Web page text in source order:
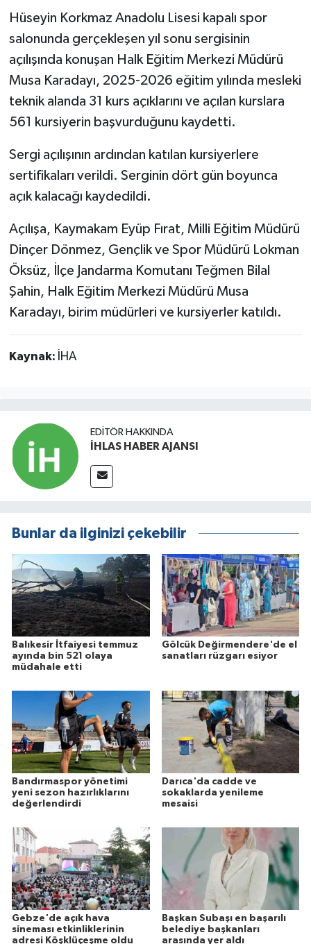
Hüseyin Korkmaz Anadolu Lisesi kapalı spor
salonunda gerçekleşen yıl sonu sergisinin
açılışında konuşan Halk Eğitim Merkezi Müdürü
Musa Karadayı, 2025-2026 eğitim yılında mesleki
teknik alanda 31 kurs açıklarını ve açılan kurslara
561 kursiyerin başvurduğunu kaydetti.
Sergi açılışının ardından katılan kursiyerlere
sertifikaları verildi. Serginin dört gün boyunca
açık kalacağı kaydedildi.
Açılışa, Kaymakam Eyüp Fırat, Milli Eğitim Müdürü
Dinçer Dönmez, Gençlik ve Spor Müdürü Lokman
Öksüz, İlçe Jandarma Komutanı Teğmen Bilal
Şahin, Halk Eğitim Merkezi Müdürü Musa
Karadayı, birim müdürleri ve kursiyerler katıldı.
Kaynak: İHA
EDITÖR HAKKINDA
İHLAS HABER AJANSI
Bunlar da ilginizi çekebilir
Balıkesir İtfaiyesi temmuz
ayında bin 521 olaya
müdahale etti
Gölcük Değirmendere'de el
sanatları rüzgarı esiyor
Bandırmaspor yönetimi
yeni sezon hazırlıklarını
değerlendirdi
Darıca'da cadde ve
sokaklarda yenileme
mesaisi
Gebze'de açık hava
sineması etkinliklerinin
adresi Köşklüçeşme oldu
Başkan Subaşı en başarılı
belediye başkanları
arasında yer aldı